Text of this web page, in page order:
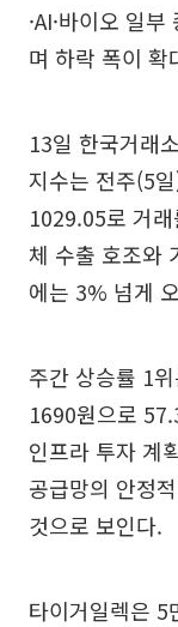
·AI·바이오 일
며 하락 폭이 확
13일 한국거래
지수는 전주(5
1029.05로 거
체 수출 호조와
에는 3% 넘게
주간 상승률 1
1690원으로
인프라 투자 계
공급망의 안정
것으로 보인다.
타이거일렉은